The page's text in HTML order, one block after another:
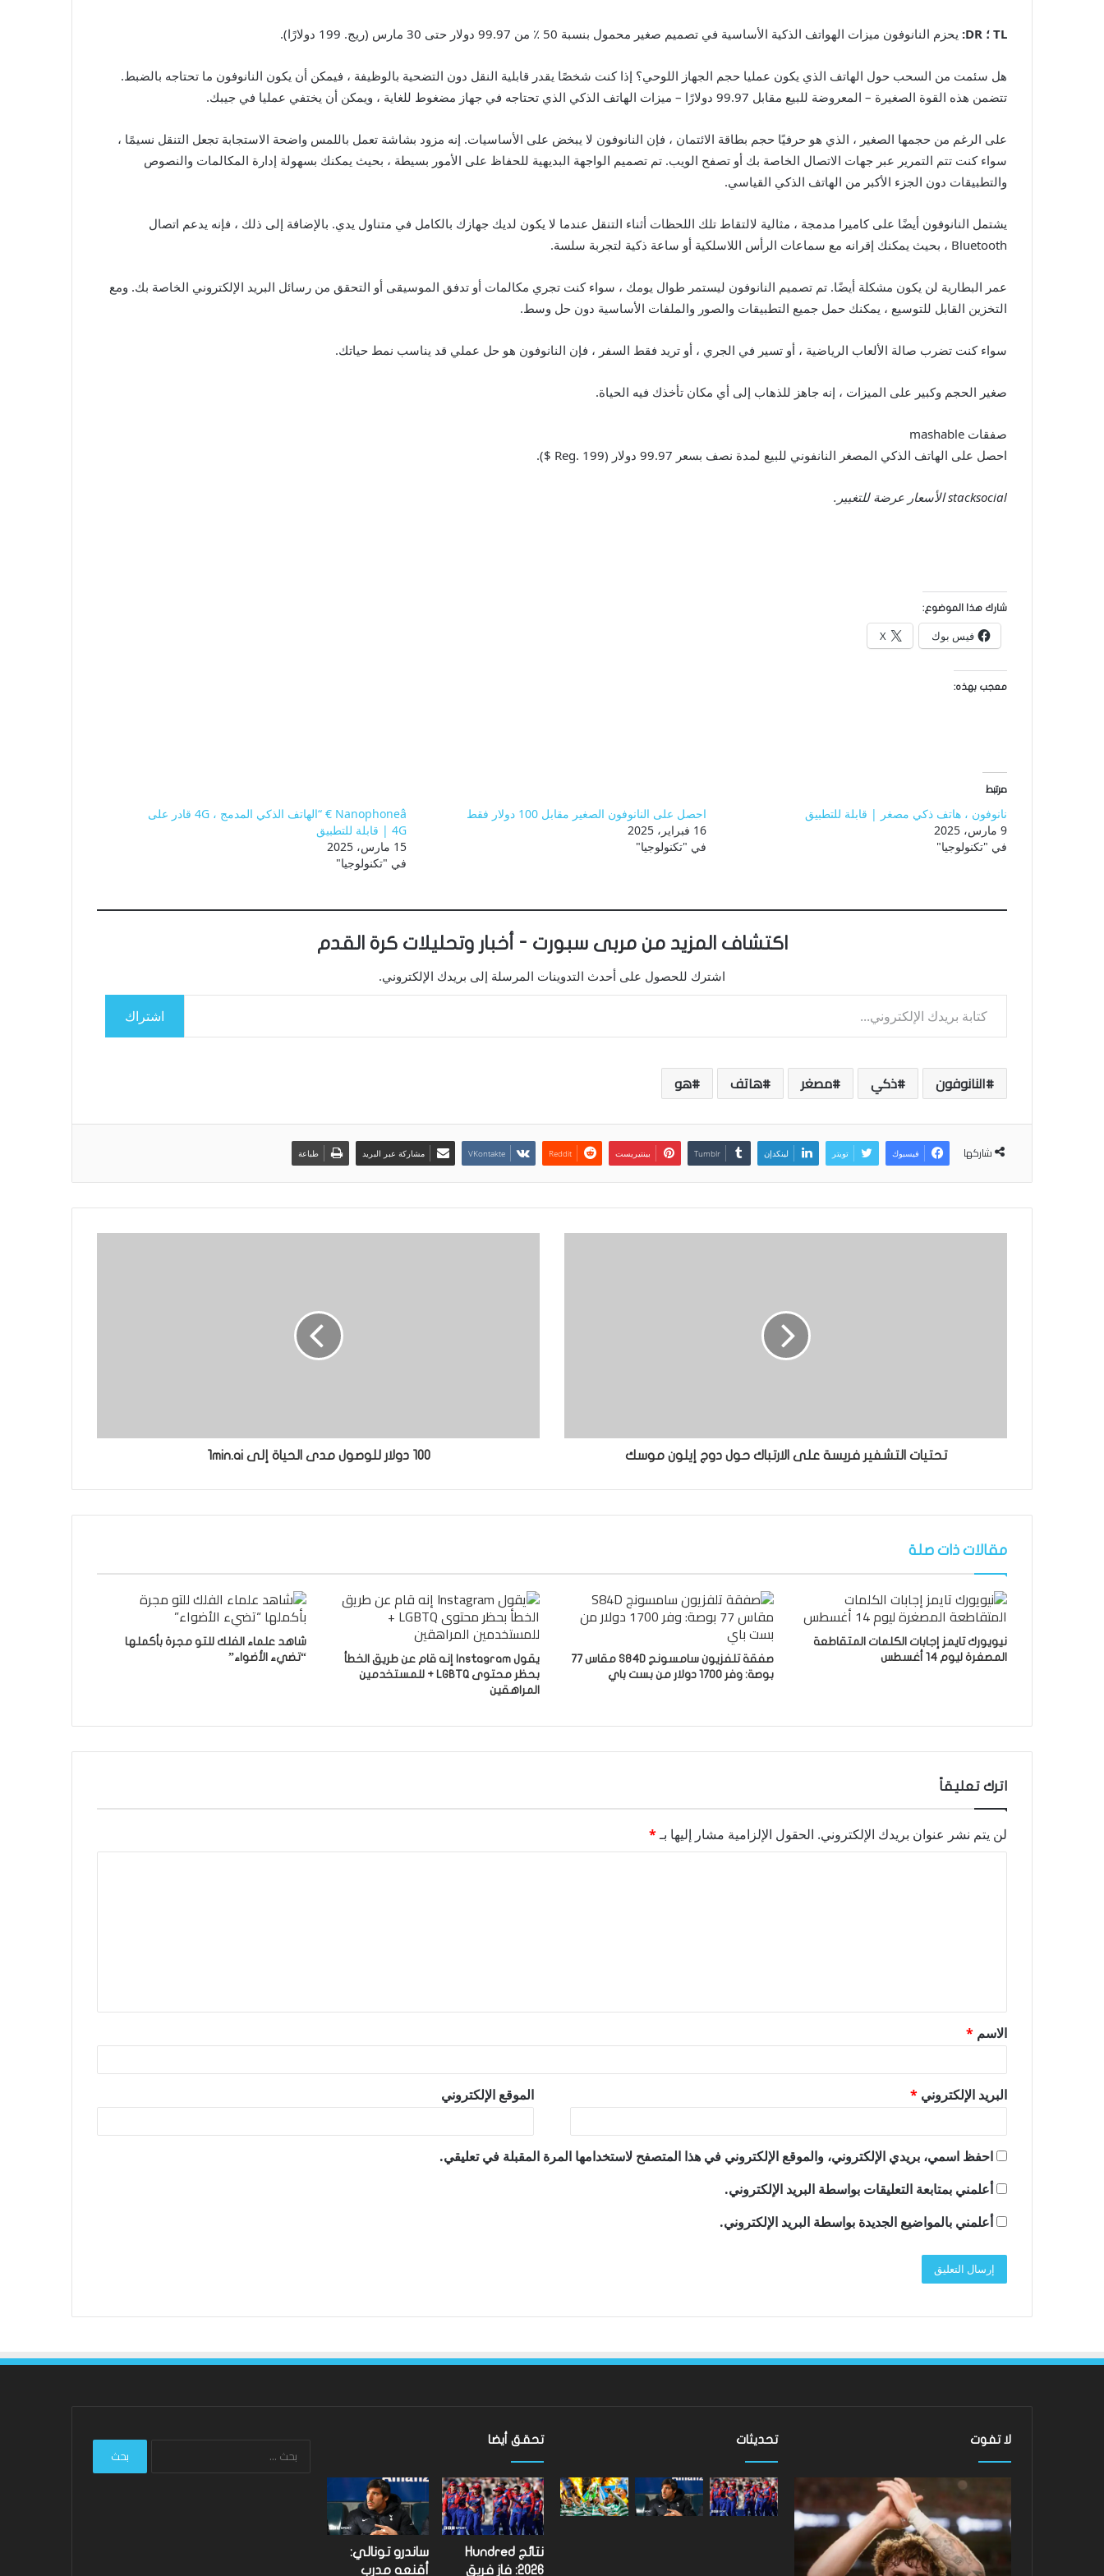
TL ؛ DR: يحزم النانوفون ميزات الهواتف الذكية الأساسية في تصميم صغير محمول بنسبة 50 ٪ من 99.97 دولار حتى 30 مارس (ريج. 199 دولارًا).
هل سئمت من السحب حول الهاتف الذي يكون عمليا حجم الجهاز اللوحي؟ إذا كنت شخصًا يقدر قابلية النقل دون التضحية بالوظيفة ، فيمكن أن يكون النانوفون ما تحتاجه بالضبط.
تتضمن هذه القوة الصغيرة – المعروضة للبيع مقابل 99.97 دولارًا – ميزات الهاتف الذكي الذي تحتاجه في جهاز مضغوط للغاية ، ويمكن أن يختفي عمليا في جيبك.
على الرغم من حجمها الصغير ، الذي هو حرفيًا حجم بطاقة الائتمان ، فإن النانوفون لا يبخض على الأساسيات. إنه مزود بشاشة تعمل باللمس واضحة الاستجابة تجعل التنقل نسيمًا ،
سواء كنت تتم التمرير عبر جهات الاتصال الخاصة بك أو تصفح الويب. تم تصميم الواجهة البديهية للحفاظ على الأمور بسيطة ، بحيث يمكنك بسهولة إدارة المكالمات والنصوص
والتطبيقات دون الجزء الأكبر من الهاتف الذكي القياسي.
يشتمل النانوفون أيضًا على كاميرا مدمجة ، مثالية لالتقاط تلك اللحظات أثناء التنقل عندما لا يكون لديك جهازك بالكامل في متناول يدي. بالإضافة إلى ذلك ، فإنه يدعم اتصال
Bluetooth ، بحيث يمكنك إقرانه مع سماعات الرأس اللاسلكية أو ساعة ذكية لتجربة سلسة.
عمر البطارية لن يكون مشكلة أيضًا. تم تصميم النانوفون ليستمر طوال يومك ، سواء كنت تجري مكالمات أو تدفق الموسيقى أو التحقق من رسائل البريد الإلكتروني الخاصة بك. ومع
التخزين القابل للتوسيع ، يمكنك حمل جميع التطبيقات والصور والملفات الأساسية دون حل وسط.
سواء كنت تضرب صالة الألعاب الرياضية ، أو تسير في الجري ، أو تريد فقط السفر ، فإن النانوفون هو حل عملي قد يناسب نمط حياتك.
صغير الحجم وكبير على الميزات ، إنه جاهز للذهاب إلى أي مكان تأخذك فيه الحياة.
صفقات mashable
احصل على الهاتف الذكي المصغر النانفوني للبيع لمدة نصف بسعر 99.97 دولار (Reg. 199 $).
stacksocialالأسعار عرضة للتغيير.
شارك هذا الموضوع:
فيس بوك X
معجب بهذه:
مرتبط
نانوفون ، هاتف ذكي مصغر | قابلة للتطبيق
9 مارس، 2025
في "تكنولوجيا"
احصل على النانوفون الصغير مقابل 100 دولار فقط
16 فبراير، 2025
في "تكنولوجيا"
Nanophoneâ € “الهاتف الذكي المدمج ، 4G قادر على
4G | قابلة للتطبيق
15 مارس، 2025
في "تكنولوجيا"
اكتشاف المزيد من مربى سبورت - أخبار وتحليلات كرة القدم
اشترك للحصول على أحدث التدوينات المرسلة إلى بريدك الإلكتروني.
كتابة بريدك الإلكتروني...
اشتراك
النانوفون ذكي مصغر هاتف هو
شاركها فيسبوك تويتر لينكدإن بينتيريست مشاركة عبر البريد طباعة
تحتيات التشفير فريسة على الارتباك حول دوج إيلون موسك 100 دولار للوصول مدى الحياة إلى 1min.ai
مقالات ذات صلة
نيويورك تايمز إجابات الكلمات المتقاطعة
المصغرة ليوم 14 أغسطس
صفقة تلفزيون سامسونج S84D مقاس 77
بوصة: وفر 1700 دولار من بست باي
يقول Instagram إنه قام عن طريق الخطأ
بحظر محتوى LGBTQ + للمستخدمين
المراهقين
شاهد علماء الفلك للتو مجرة ​​بأكملها
“تضيء الأضواء”
اترك تعليقاً
لن يتم نشر عنوان بريدك الإلكتروني. الحقول الإلزامية مشار إليها بـ*
ق
*
الاسم *
البريد الإلكتروني * الموقع الإلكتروني
احفظ اسمي، بريدي الإلكتروني، والموقع الإلكتروني في هذا المتصفح لاستخدامها المرة المقبلة في تعليقي.
أعلمني بمتابعة التعليقات بواسطة البريد الإلكتروني.
أعلمني بالمواضيع الجديدة بواسطة البريد الإلكتروني.
لا تفوت
ليفربول:
إليوت
مستعد
لاغتنام
“الفرصة
نتائج
Hundred
2026:
تحديثات تحقق أيضا
نتائج Hundred
2026: فاز فريق
ساندرو تونالي:
أقنعه مدرب
البحث